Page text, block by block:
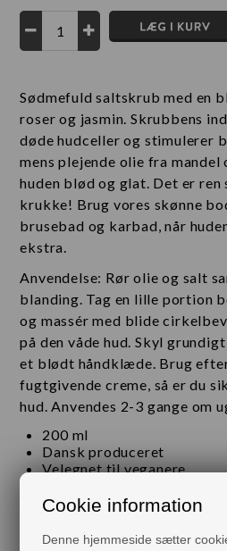
Cookie information
Denne hjemmeside sætter
Sødmefuld saltskrub med en
roser og jasmin. Skrubbens
døde hudceller og stimulerer
mens plejende olie fra
huden blød og glat. Det er
krukke! Brug vores skønne
brusebad og karbad, når
ekstra.
Anvendelse: Rør olie og salt
blanding. Tag en lille portion
og massér med blide
på den våde hud. Skyl
et blødt håndklæde. Brug
fugtgivende creme, så er du
hud. Anvendes 2-3 gange om
200 ml
Dansk produceret
Velegnet til veganere
B2B Kolli 6